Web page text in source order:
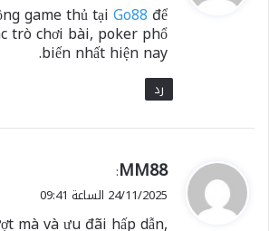
ل
game thủ tạiGo88 để
trò chơi bài, poker phổ
biến nhất hiện nay.
رد
ي
ق
MM88
:
24/11/2025 الساعة 09:41
mà và ưu đãi hấp dẫn,